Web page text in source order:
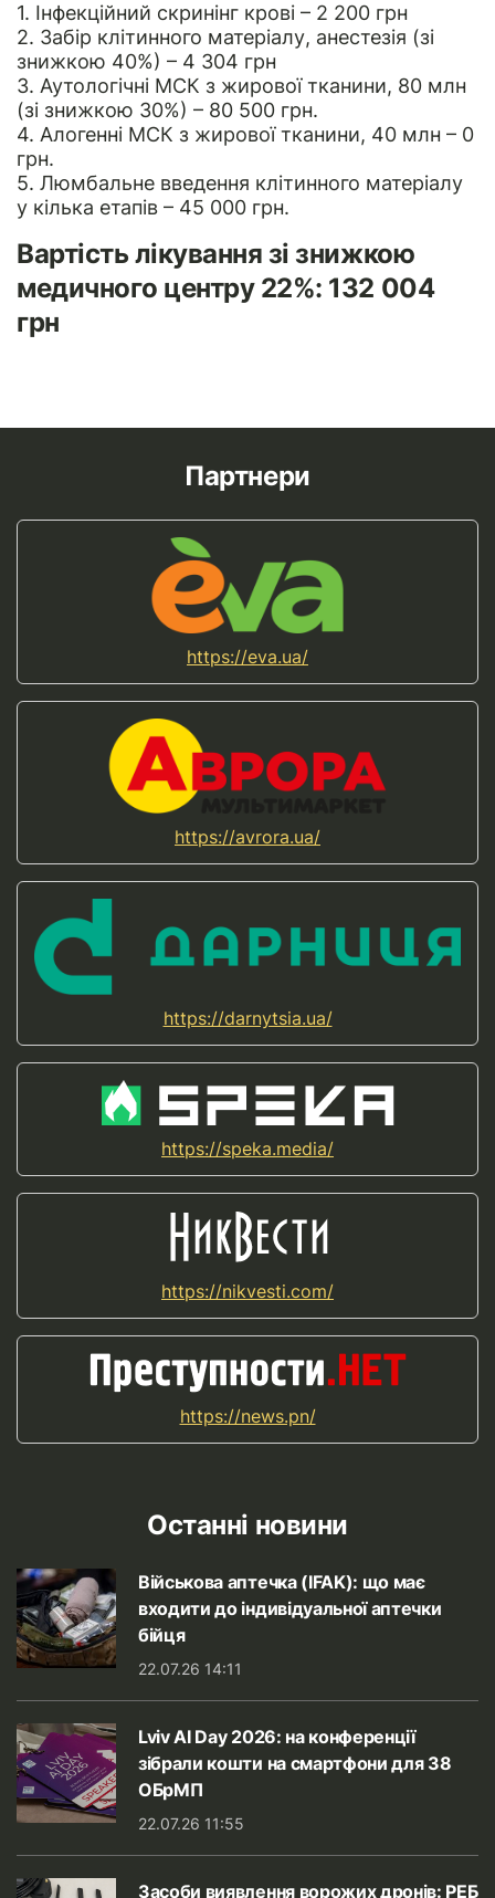
1. Інфекційний скринінг крові – 2 200 грн
2. Забір клітинного матеріалу, анестезія (зі
знижкою 40%) – 4 304 грн
3. Аутологічні МСК з жирової тканини, 80 млн
(зі знижкою 30%) – 80 500 грн.
4. Алогенні МСК з жирової тканини, 40 млн – 0
грн.
5. Люмбальне введення клітинного матеріалу
у кілька етапів – 45 000 грн.
Вартість лікування зі знижкою
медичного центру 22%: 132 004
грн
Партнери
https://eva.ua/
https://avrora.ua/
https://darnytsia.ua/
https://speka.media/
https://nikvesti.com/
https://news.pn/
Останні новини
Військова аптечка (IFAK): що має
входити до індивідуальної аптечки
бійця
22.07.26 14:11
Lviv AI Day 2026: на конференції
зібрали кошти на смартфони для 38
ОБрМП
22.07.26 11:55
Засоби виявлення ворожих дронів: РЕБ